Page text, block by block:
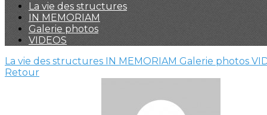
La vie des structures
IN MEMORIAM
Galerie photos
VIDEOS
La vie des structures IN MEMORIAM Galerie photos
Retour